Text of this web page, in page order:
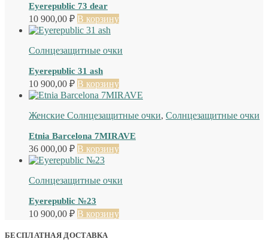
Eyerepublic 73 dear
10 900,00 ₽ В корзину
Солнцезащитные очки
Eyerepublic 31 ash
10 900,00 ₽ В корзину
Женские Солнцезащитные очки, Солнцезащитные очки
Etnia Barcelona 7MIRAVE
36 000,00 ₽ В корзину
Солнцезащитные очки
Eyerepublic №23
10 900,00 ₽ В корзину
БЕСПЛАТНАЯ ДОСТАВКА